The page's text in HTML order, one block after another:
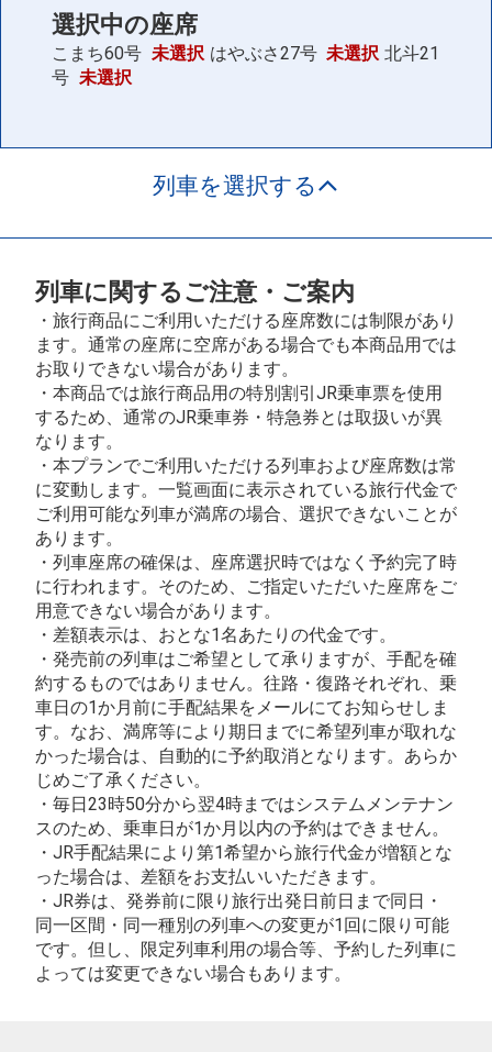
選択中の座席
こまち60号 未選択 はやぶさ27号 未選択 北斗21
号 未選択
列車を選択する
列車に関するご注意・ご案内
・旅行商品にご利用いただける座席数には制限があり
ます。通常の座席に空席がある場合でも本商品用では
お取りできない場合があります。
・本商品では旅行商品用の特別割引JR乗車票を使用
するため、通常のJR乗車券・特急券とは取扱いが異
なります。
・本プランでご利用いただける列車および座席数は常
に変動します。一覧画面に表示されている旅行代金で
ご利用可能な列車が満席の場合、選択できないことが
あります。
・列車座席の確保は、座席選択時ではなく予約完了時
に行われます。そのため、ご指定いただいた座席をご
用意できない場合があります。
・差額表示は、おとな1名あたりの代金です。
・発売前の列車はご希望として承りますが、手配を確
約するものではありません。往路・復路それぞれ、乗
車日の1か月前に手配結果をメールにてお知らせしま
す。なお、満席等により期日までに希望列車が取れな
かった場合は、自動的に予約取消となります。あらか
じめご了承ください。
・毎日23時50分から翌4時まではシステムメンテナン
スのため、乗車日が1か月以内の予約はできません。
・JR手配結果により第1希望から旅行代金が増額とな
った場合は、差額をお支払いいただきます。
・JR券は、発券前に限り旅行出発日前日まで同日・
同一区間・同一種別の列車への変更が1回に限り可能
です。但し、限定列車利用の場合等、予約した列車に
よっては変更できない場合もあります。